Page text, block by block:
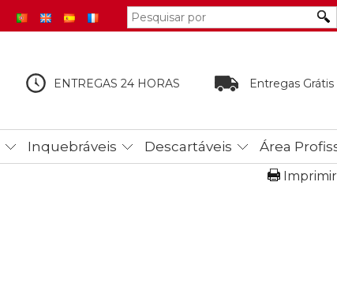
ENTREGAS 24 HORAS Entregas Grátis
Inquebráveis Descartáveis Área
Imprimir